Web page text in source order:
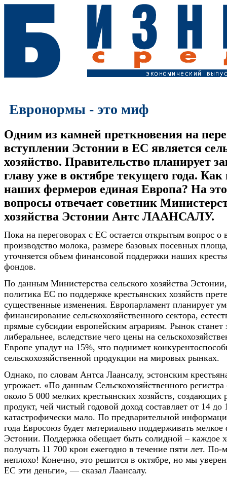
Евронормы - это миф
Одним из камней преткновения на
вступлении Эстонии в ЕС является
хозяйство. Правительство планирует
главу уже в октябре текущего года.
наших фермеров единая Европа? На
вопросы отвечает советник
хозяйства Эстонии Антс ЛААНСАЛУ.
Пока на переговорах с ЕС остается открытым вопрос о
производство молока, размере базовых посевных
уточняется объем финансовой поддержки наших
фондов.
По данным Министерства сельского хозяйства
политика ЕС по поддержке крестьянских хозяйств
существенные изменения. Европарламент планирует
финансирование сельскохозяйственного сектора,
прямые субсидии европейским аграриям. Рынок станет
либеральнее, вследствие чего цены на
Европе упадут на 15%, что поднимет
сельскохозяйственной продукции на мировых рынках.
Однако, по словам Антса Лаансалу, эстонским
угрожает. «По данным Сельскохозяйственного
около 5 000 мелких крестьянских хозяйств,
продукт, чей чистый годовой доход составляет от 14
катастрофически мало. По предварительной
года Евросоюз будет материально поддерживать мелкое
Эстонии. Поддержка обещает быть солидной – каждое
получать 11 700 крон ежегодно в течение пяти лет. По-
неплохо! Конечно, это решится в октябре, но мы
ЕС эти деньги», — сказал Лаансалу.